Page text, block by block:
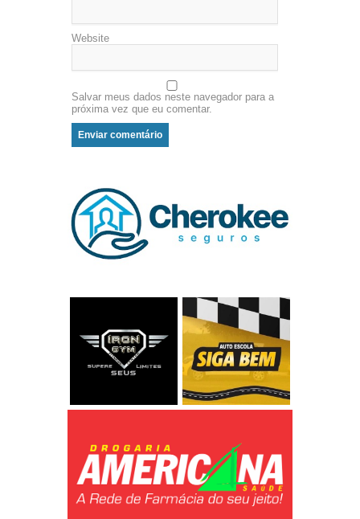
Website
Salvar meus dados neste navegador para a
próxima vez que eu comentar.